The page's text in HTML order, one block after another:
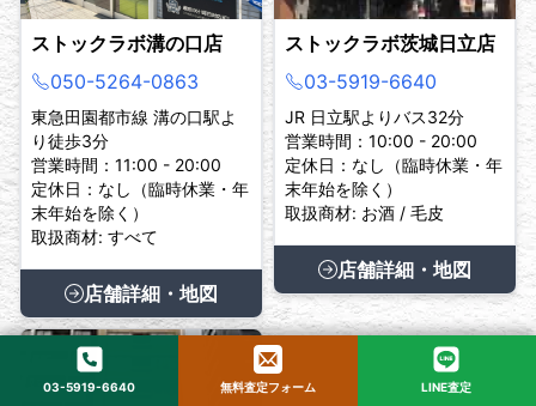
ストックラボ溝の口店
050-5264-0863
東急田園都市線 溝の口駅よ
り徒歩3分
営業時間：11:00 - 20:00
定休日：なし（臨時休業・年
末年始を除く）
取扱商材: すべて
店舗詳細・地図
ストックラボ茨城日立店
03-5919-6640
JR 日立駅よりバス32分
営業時間：10:00 - 20:00
定休日：なし（臨時休業・年
末年始を除く）
取扱商材: お酒 / 毛皮
店舗詳細・地図
03-5919-6640 無料査定フォーム LINE査定